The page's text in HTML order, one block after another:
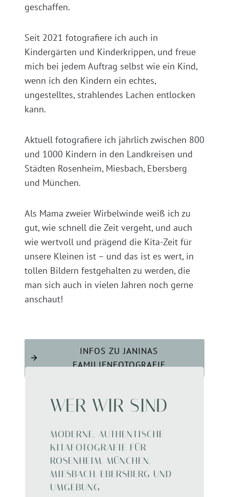
geschaffen.
Seit 2021 fotografiere ich auch in
Kindergärten und Kinderkrippen, und freue
mich bei jedem Auftrag selbst wie ein Kind,
wenn ich den Kindern ein echtes,
ungestelltes, strahlendes Lachen entlocken
kann.
Aktuell fotografiere ich jährlich zwischen 800
und 1000 Kindern in den Landkreisen und
Städten Rosenheim, Miesbach, Ebersberg
und München.
Als Mama zweier Wirbelwinde weiß ich zu
gut, wie schnell die Zeit vergeht, und auch
wie wertvoll und prägend die Kita-Zeit für
unsere Kleinen ist – und das ist es wert, in
tollen Bildern festgehalten zu werden, die
man sich auch in vielen Jahren noch gerne
anschaut!
INFOS ZU JANINAS
FAMILIENFOTOGRAFIE
WER WIR SIND
MODERNE, AUTHENTISCHE
KITAFOTOGRAFIE FÜR
ROSENHEIM, MÜNCHEN,
MIESBACH, EBERSBERG UND
UMGEBUNG